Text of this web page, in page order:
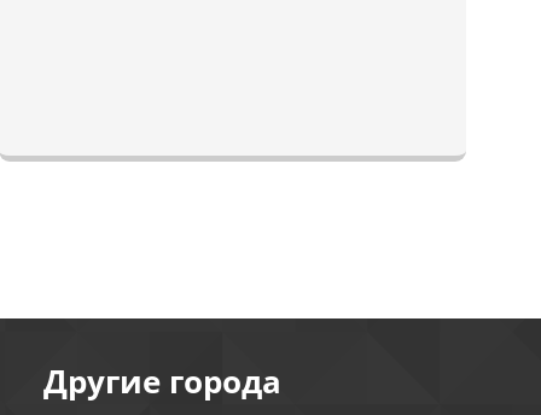
Другие города